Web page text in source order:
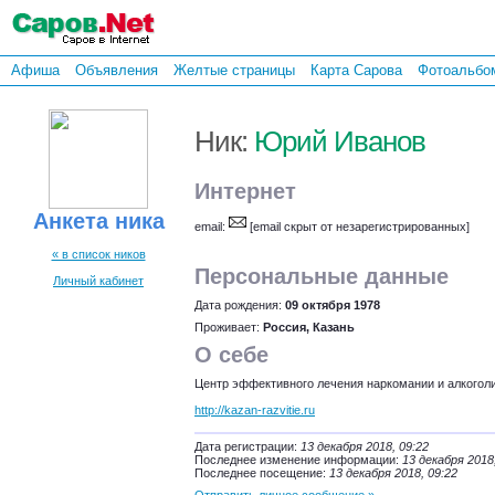
Афиша Объявления Желтые страницы Карта Сарова
Анкета ника
« в список ников
Личный кабинет
Ник: Юрий Иванов
Интернет
email: [email скрыт от незарегистрированных]
Персональные данные
Дата рождения: 09 октября 1978
Проживает: Россия, Казань
О себе
Центр эффективного лечения наркомании и
http://kazan-razvitie.ru
Дата регистрации: 13 декабря 2018, 09:22
Последнее изменение информации: 13 декабря
Последнее посещение: 13 декабря 2018, 09:22